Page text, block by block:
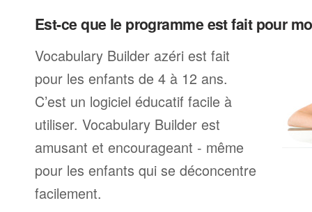
Est-ce que le programme est fait pour
Vocabulary Builder azéri est fait
pour les enfants de 4 à 12 ans.
C’est un logiciel éducatif facile à
utiliser. Vocabulary Builder est
amusant et encourageant - même
pour les enfants qui se déconcentre
facilement.